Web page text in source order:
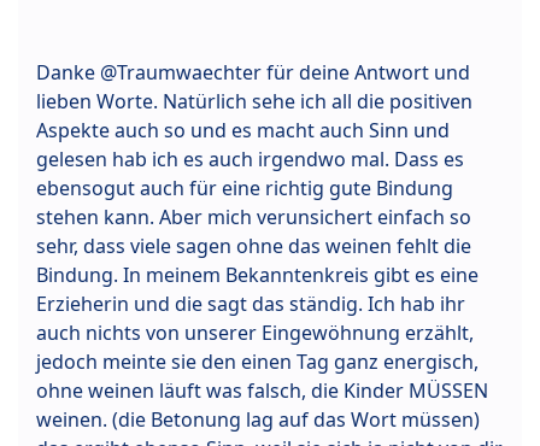
Danke @Traumwaechter für deine Antwort und
lieben Worte. Natürlich sehe ich all die positiven
Aspekte auch so und es macht auch Sinn und
gelesen hab ich es auch irgendwo mal. Dass es
ebensogut auch für eine richtig gute Bindung
stehen kann. Aber mich verunsichert einfach so
sehr, dass viele sagen ohne das weinen fehlt die
Bindung. In meinem Bekanntenkreis gibt es eine
Erzieherin und die sagt das ständig. Ich hab ihr
auch nichts von unserer Eingewöhnung erzählt,
jedoch meinte sie den einen Tag ganz energisch,
ohne weinen läuft was falsch, die Kinder MÜSSEN
weinen. (die Betonung lag auf das Wort müssen)